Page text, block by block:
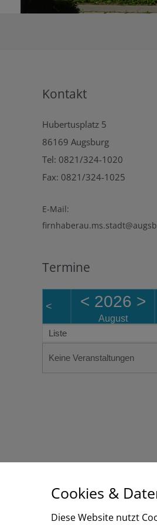
Kontakt
Hubertusplatz 5
86169 Augsburg
Tel: 0821/324-1020
Fax: 0821/324-1025
E-Mail:
Termine
< < 2026 >
August
Liste
Keine Veranstaltungen
Cookies &
Diese Website nutzt